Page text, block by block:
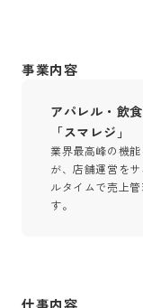
事業内容
アパレル・飲
「スマレジ」
業界最高峰の機能
が、店舗運営を
ルタイムで売上
す。
仕事内容